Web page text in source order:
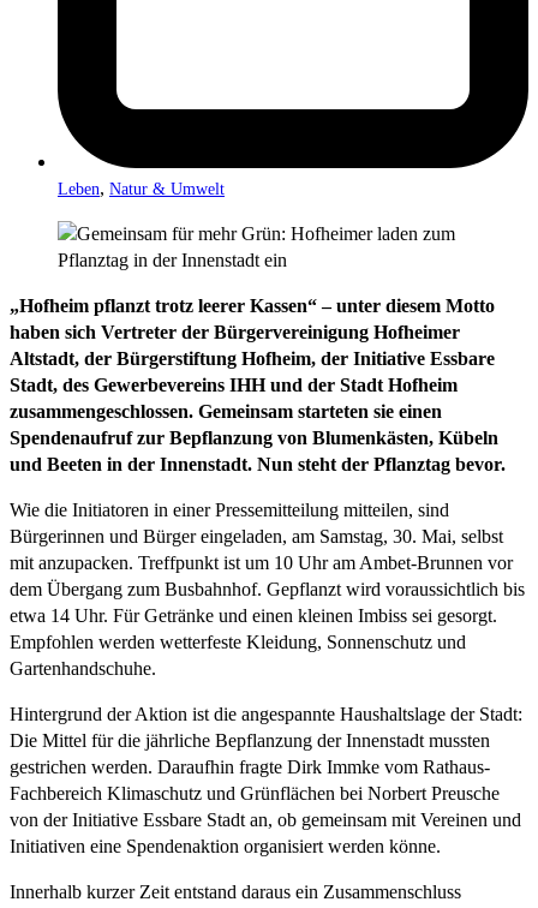
Leben, Natur & Umwelt
„Hofheim pflanzt trotz leerer Kassen“ – unter diesem Motto
haben sich Vertreter der Bürgervereinigung Hofheimer
Altstadt, der Bürgerstiftung Hofheim, der Initiative Essbare
Stadt, des Gewerbevereins IHH und der Stadt Hofheim
zusammengeschlossen. Gemeinsam starteten sie einen
Spendenaufruf zur Bepflanzung von Blumenkästen, Kübeln
und Beeten in der Innenstadt. Nun steht der Pflanztag bevor.
Wie die Initiatoren in einer Pressemitteilung mitteilen, sind
Bürgerinnen und Bürger eingeladen, am Samstag, 30. Mai, selbst
mit anzupacken. Treffpunkt ist um 10 Uhr am Ambet-Brunnen vor
dem Übergang zum Busbahnhof. Gepflanzt wird voraussichtlich bis
etwa 14 Uhr. Für Getränke und einen kleinen Imbiss sei gesorgt.
Empfohlen werden wetterfeste Kleidung, Sonnenschutz und
Gartenhandschuhe.
Hintergrund der Aktion ist die angespannte Haushaltslage der Stadt:
Die Mittel für die jährliche Bepflanzung der Innenstadt mussten
gestrichen werden. Daraufhin fragte Dirk Immke vom Rathaus-
Fachbereich Klimaschutz und Grünflächen bei Norbert Preusche
von der Initiative Essbare Stadt an, ob gemeinsam mit Vereinen und
Initiativen eine Spendenaktion organisiert werden könne.
Innerhalb kurzer Zeit entstand daraus ein Zusammenschluss